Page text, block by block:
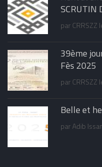
SCRUTIN
parCRRSZZ
39ème
Fès 2025
parCRRSZZ
Belle et
parAdib